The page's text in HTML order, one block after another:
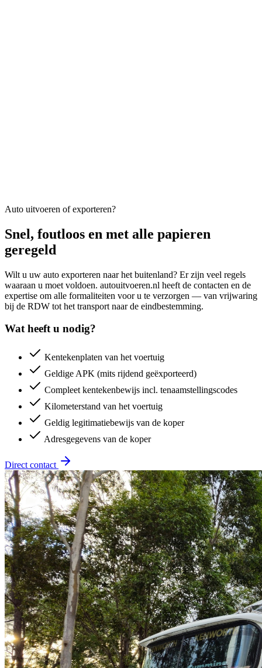
Auto uitvoeren of exporteren?
Snel, foutloos en met alle papieren
geregeld
Wilt u uw auto exporteren naar het buitenland? Er zijn veel regels
waaraan u moet voldoen. autouitvoeren.nl heeft de contacten en de
expertise om alle formaliteiten voor u te verzorgen — van vrijwaring
bij de RDW tot het transport naar de eindbestemming.
Wat heeft u nodig?
Kentekenplaten van het voertuig
Geldige APK (mits rijdend geëxporteerd)
Compleet kentekenbewijs incl. tenaamstellingscodes
Kilometerstand van het voertuig
Geldig legitimatiebewijs van de koper
Adresgegevens van de koper
Direct contact